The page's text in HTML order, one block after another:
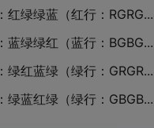
：红绿绿蓝（红行：
：蓝绿绿红（蓝行：
：绿红蓝绿（绿行：
：绿蓝红绿（绿行：